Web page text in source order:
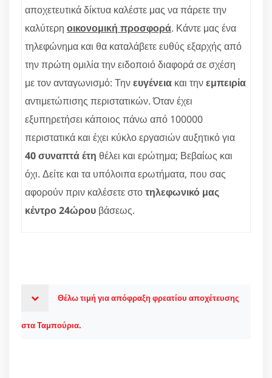
αποχετευτικά δίκτυα καλέστε μας να πάρετε την
καλύτερη οικονομική προσφορά. Κάντε μας ένα
τηλεφώνημα και θα καταλάβετε ευθύς εξαρχής από
την πρώτη ομιλία την ειδοποιό διαφορά σε σχέση
με τον ανταγωνισμό: Τηνευγένεια και τηνεμπειρία
αντιμετώπισης περιστατικών. Όταν έχει
εξυπηρετήσει κάποιος πάνω από 100000
περιστατικά και έχει κύκλο εργασιών αυξητικό για
40 συναπτά έτη θέλει και ερώτημα; Βεβαίως και
όχι. Δείτε και τα υπόλοιπα ερωτήματα, που σας
αφορούν πριν καλέσετε στοτηλεφωνικό μας
κέντρο 24ώρου βάσεως.
Θέλω τιμή για απόφραξη φρεατίου αποχέτευσης
στα Ταμπούρια.